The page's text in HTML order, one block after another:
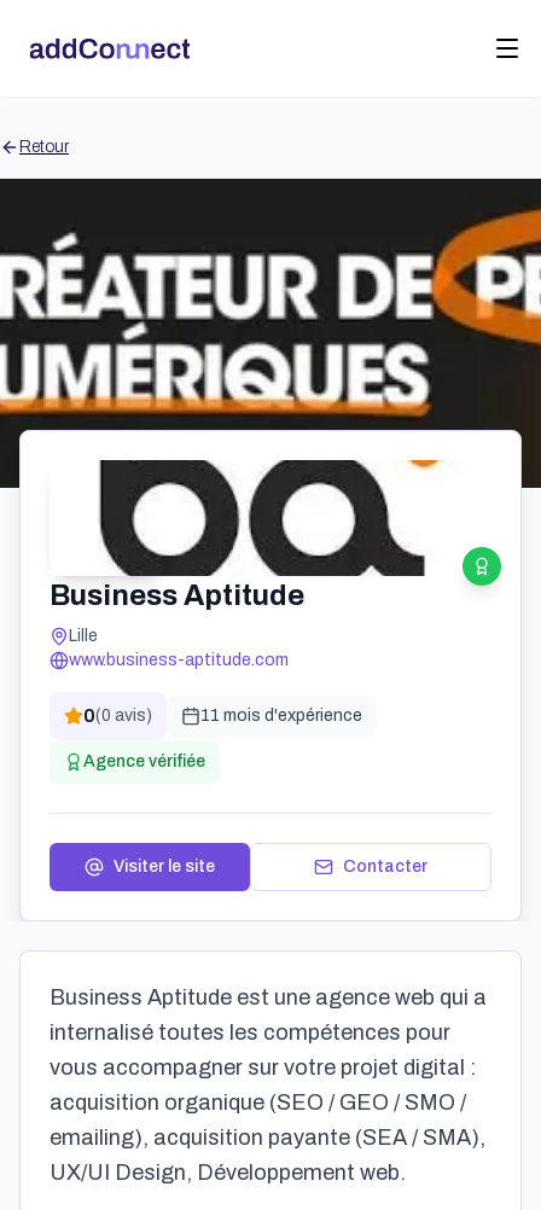
Retour
Business Aptitude
Lille
www.business-aptitude.com
0(0 avis) 11 mois d'expérience
Agence vérifiée
Visiter le site Contacter
Business Aptitude est une agence web qui a
internalisé toutes les compétences pour
vous accompagner sur votre projet digital :
acquisition organique (SEO / GEO / SMO /
emailing), acquisition payante (SEA / SMA),
UX/UI Design, Développement web.